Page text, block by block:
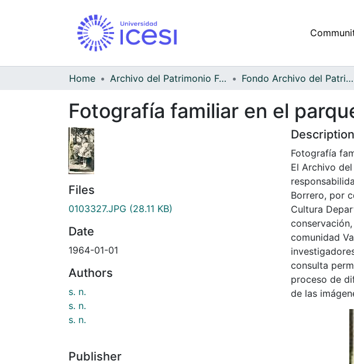
Home Archivo del Patrimonio Fotográfico y Fílmico del Valle del Cauca Fondo Archivo del Patrimonio Fotográfico y Fílmico del Valle del Cauca
Fotografía familiar en el
Files
0103327.JPG (28.11 KB)
Date
1964-01-01
Authors
s. n.
s. n.
s. n.
Publisher
Description
Fotografía
El Archivo
Borrero, por
Cultura
comunidad
consulta
proceso de
de las